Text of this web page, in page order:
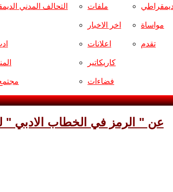
التحالف المدني ملفات
اخر الاخبار
اعلانات
كاريكاتير
فضاءات
مواساة
تقدم
عن " الرمز في الخطاب الادبي "